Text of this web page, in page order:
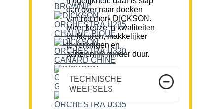
dan over naar doeken
van het merk DICKSON.
Meer keuze in kwaliteiten
en kleuren, makkelijker
te verkrijgen en
aanzienlijk minder duur.
TECHNISCHE
WEEFSELS